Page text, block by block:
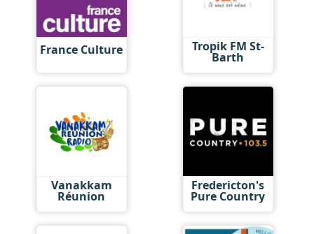
France Culture Tropik FM St-
Barth
Vanakkam
Réunion
Fredericton's
Pure Country